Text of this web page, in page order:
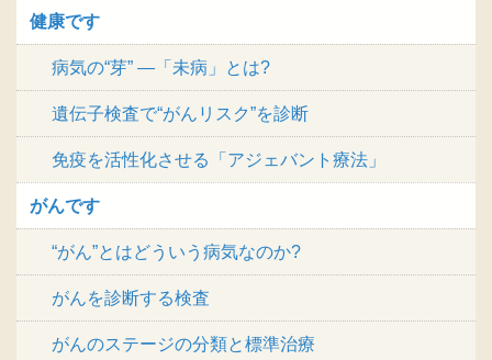
健康です
病気の“芽” ―「未病」とは?
遺伝子検査で“がんリスク”を診断
免疫を活性化させる「アジェバント療法」
がんです
“がん”とはどういう病気なのか?
がんを診断する検査
がんのステージの分類と標準治療